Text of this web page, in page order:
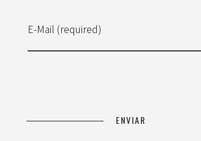
E-Mail (required)